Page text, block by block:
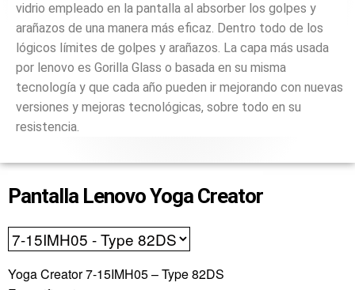
vidrio empleado en la pantalla al absorber los golpes y
arañazos de una manera más eficaz. Dentro todo de los
lógicos límites de golpes y arañazos. La capa más usada
por lenovo es Gorilla Glass o basada en su misma
tecnología y que cada año pueden ir mejorando con nuevas
versiones y mejoras tecnológicas, sobre todo en su
resistencia.
Pantalla Lenovo Yoga Creator
Yoga Creator 7-15IMH05 – Type 82DS